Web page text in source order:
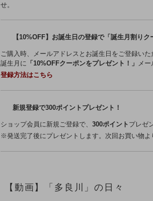
せ。
【10%OFF】お誕生日の登録で「誕生月割りク
ご購入時、メールアドレスとお誕生日をご登録いた
誕生月に 「10%OFFクーポンをプレゼント！」 メー
登録方法はこちら
新規登録で300ポイントプレゼント！
ショップ会員に新規ご登録で、 300ポイント プレゼ
※発送完了後にプレゼントします。次回お買い物よ
【動画】「多良川」の日々